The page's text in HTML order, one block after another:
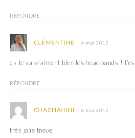
RÉPONDRE
CLÉMENTINE 6 mai 2013
ça te va vraiment bien les headbands !
RÉPONDRE
CHACHAHIHI 6 mai 2013
très jolie tneue